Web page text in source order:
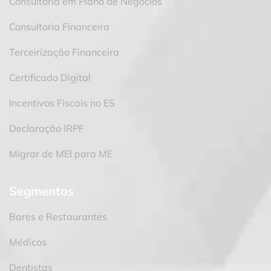
Consultoria Financeira
Terceirização Financeira
Certificado Digital
Incentivos Fiscais no ES
Declaração IRPF
Migrar de MEI para ME
Segmentos
Bares e Restaurantes
Médicos
Dentistas